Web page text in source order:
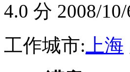
4.0 分 2008/10/
工作城市: 上海